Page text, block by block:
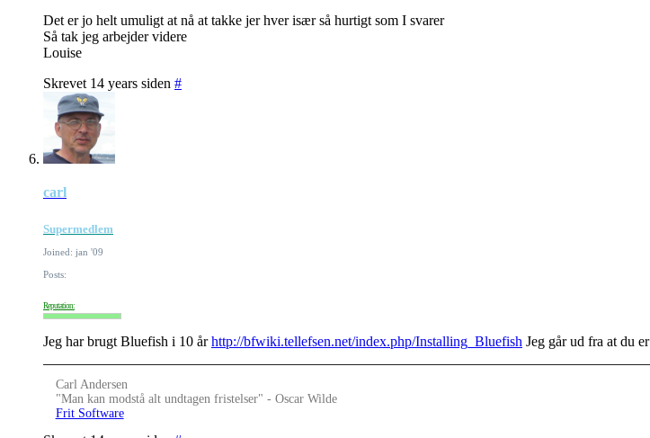
Det er jo helt umuligt at nå at takke jer hver især så hurtigt som I svarer
Så tak jeg arbejder videre
Louise
Skrevet 14 years siden #
carl
Supermedlem
Joined: jan '09
Posts:
Reputation:
Jeg har brugt Bluefish i 10 århttp://bfwiki.tellefsen.net/index.php/Installing_Bluefish Jeg går ud fra at du
Carl Andersen
"Man kan modstå alt undtagen fristelser" - Oscar Wilde
Frit Software